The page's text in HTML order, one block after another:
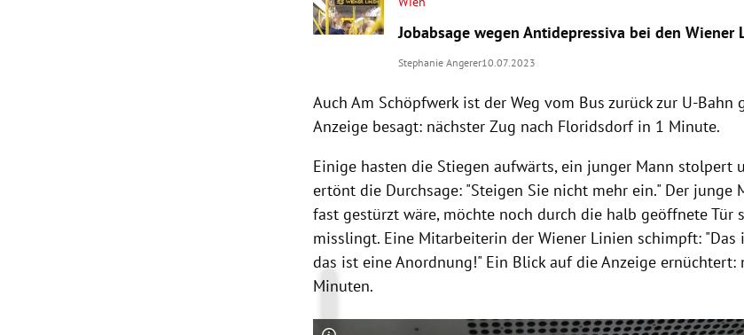
Jobabsage wegen Antidepressiva bei den Wiener
Stephanie Angerer10.07.2023
Auch Am Schöpfwerk ist der Weg vom Bus zurück zur U-Bahn
Anzeige besagt: nächster Zug nach Floridsdorf in 1 Minute.
Einige hasten die Stiegen aufwärts, ein junger Mann stolpert
ertönt die Durchsage: "Steigen Sie nicht mehr ein." Der junge
fast gestürzt wäre, möchte noch durch die halb geöffnete Tür
misslingt. Eine Mitarbeiterin der Wiener Linien schimpft: "Das
das ist eine Anordnung!" Ein Blick auf die Anzeige ernüchtert:
Minuten.